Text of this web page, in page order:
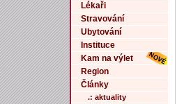
Lékaři
Stravování
Ubytování
Instituce
Kam na výlet
Region
Články
.: aktuality